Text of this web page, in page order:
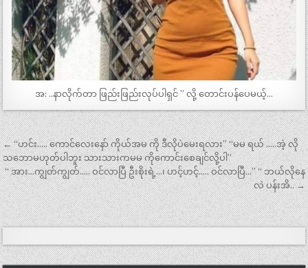
အ: ..နာလိုက်တာ ဖြည်းဖြည်းလုပ်ပါရှင် ” လို့ တောင်းပန်ပေမယ့်…
Post
navigation
← “ဟင်း….. ကောင်လေးနော် ကိုယ်အမ ကို ဒီလိုပဲမေးရလား” “မမ ရယ် …..အဲ့ လို
သဘောမဟုတ်ပါဘူး သားသားကမမ ကိုကောင်းစေချင်လို့ပါ”
“ အား…ကျွတ်ကျွတ်….. ဝင်လာပြီ ဦးစိုးရဲ့…၊ ဟင့်ဟင့်….. ဝင်လာပြီ…” “ ဘယ်လိုနေ
လဲ ပန်းအိ.. →